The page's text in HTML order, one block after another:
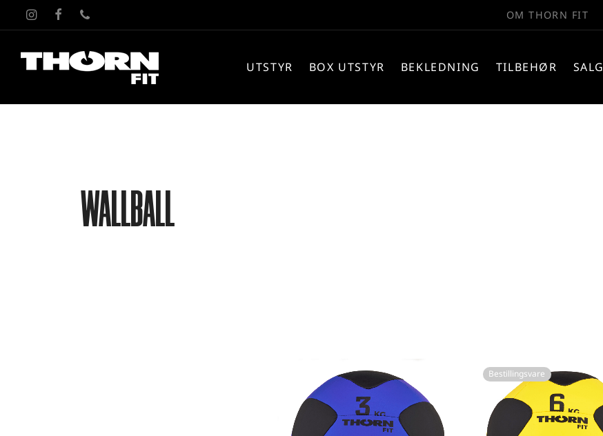
OM THORN FIT
UTSTYR BOX UTSTYR BEKLEDNING TILBEHØR SALG
WALLBALL
Bestillingsvare